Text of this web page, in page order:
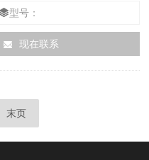
及电磁阀的功率和散热就决
境温度决定了电磁铁材料需要
电磁阀不同的电流波形,就会产
型号：
现在联系
末页